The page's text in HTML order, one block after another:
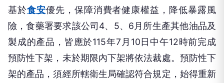
基於食安優先，保障消費者健康權益，降低暴露風
險，食藥署要求該公司4、5、6月所生產其他油品及
製成的產品，皆應於115年7月10日中午12時前完成
預防性下架，未於期限內下架將依法裁處。預防性下
架的產品，須經所轄衛生局確認符合規定，始得重新